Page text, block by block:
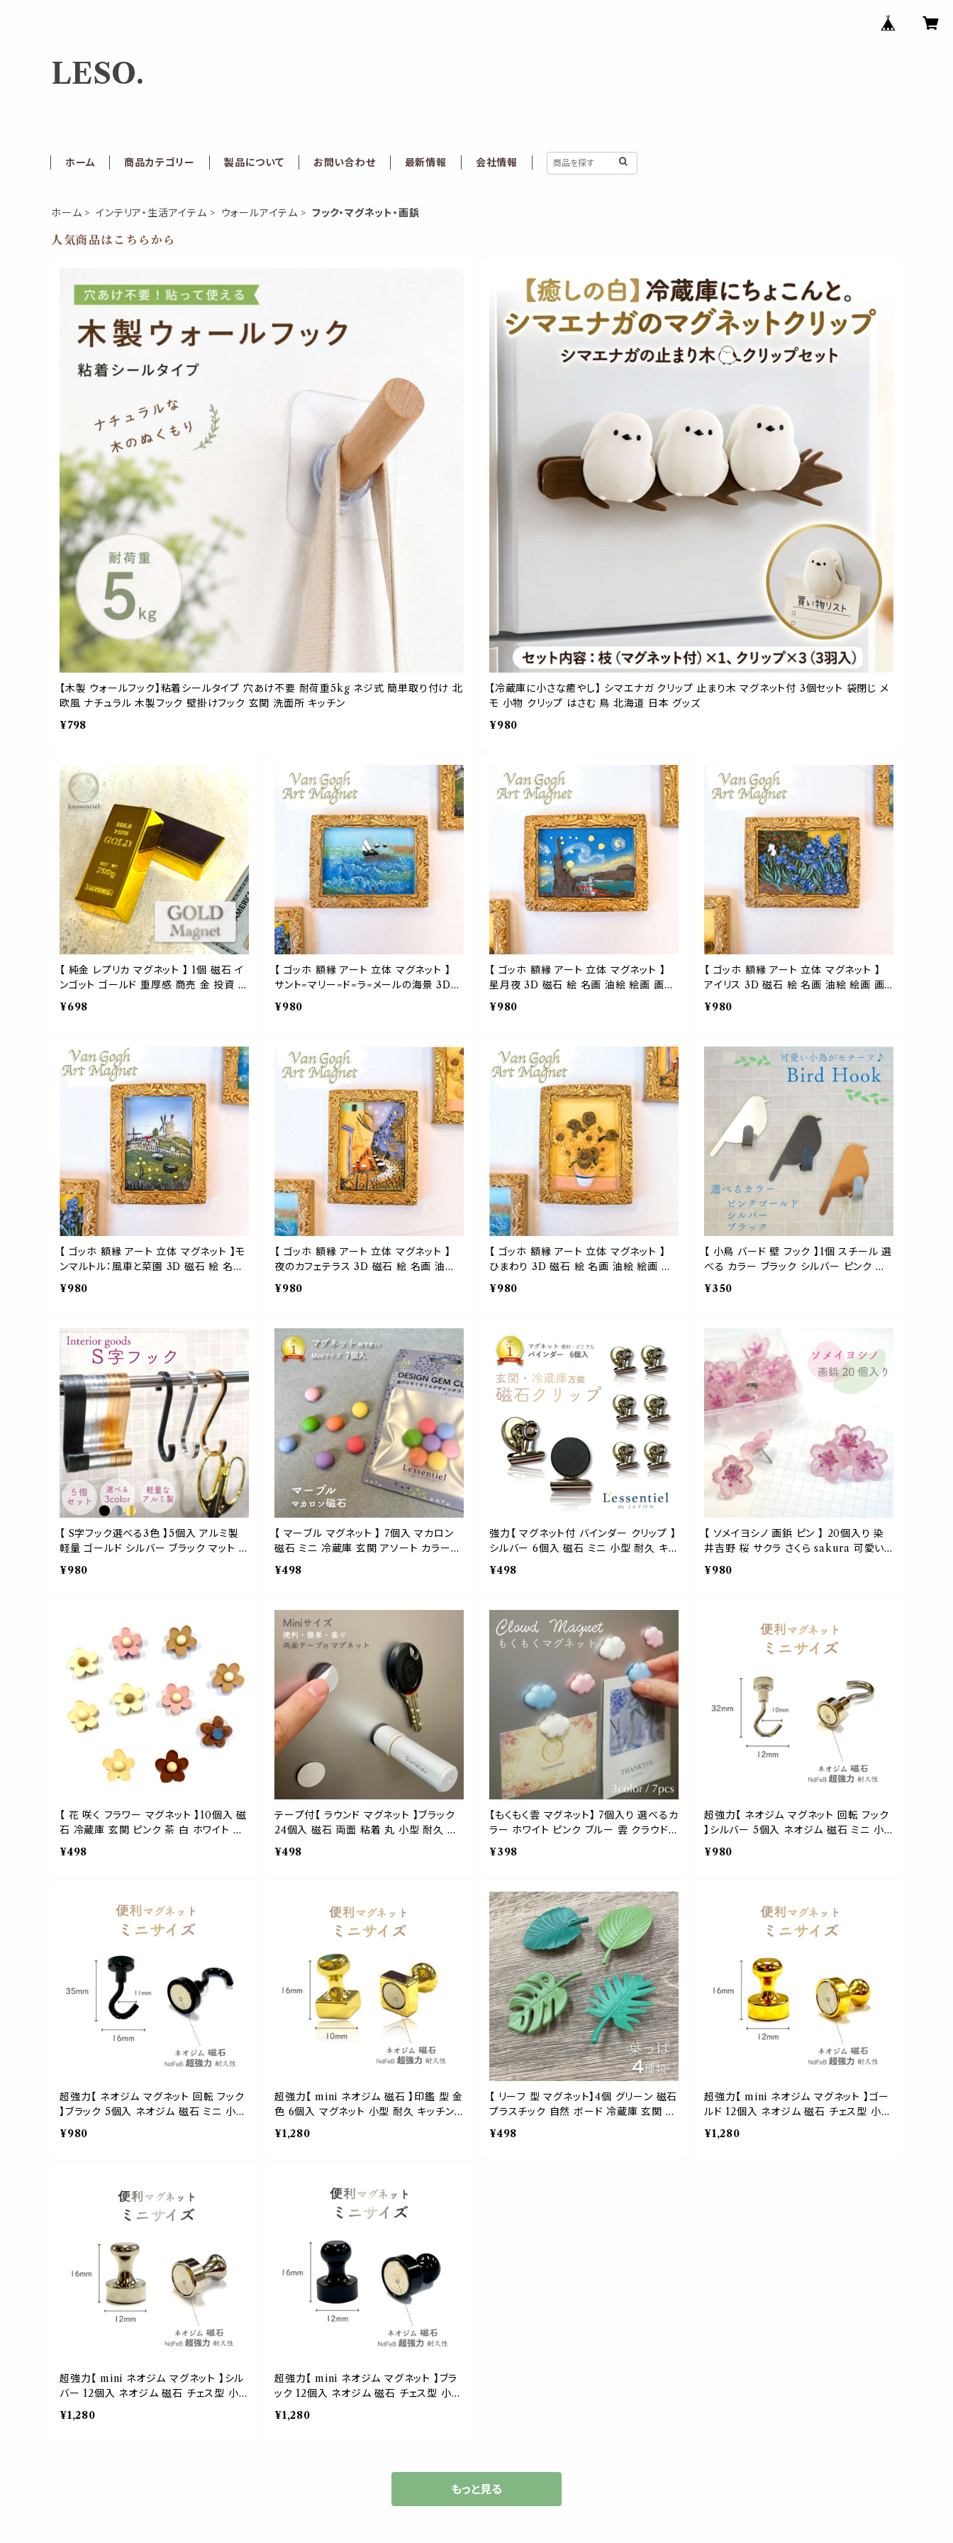
LESO.
ホーム 商品カテゴリー 製品について お問い合わせ 最新情報 会社情報
ホーム インテリア・生活アイテム ウォールアイテム フック・マグネット・画鋲
人気商品はこちらから
【木製 ウォールフック】粘着シールタイプ 穴あけ不要 耐荷重5kg ネジ式 簡単取り付け 北
欧風 ナチュラル 木製フック 壁掛けフック 玄関 洗面所 キッチン
¥798
【冷蔵庫に小さな癒やし】 シマエナガ クリップ 止まり木 マグネット付 3個セット 袋閉じ メ
モ 小物 クリップ はさむ 鳥 北海道 日本 グッズ
¥980
【 純金 レプリカ マグネット 】 1個 磁石 イ
ンゴット ゴールド 重厚感 商売 金 投資 運
お守り 幸運 冷蔵庫 ボード 会社 銀行 お
金 金庫 貯金 18 財布 誕生日 プレゼント
¥698
【 ゴッホ 額縁 アート 立体 マグネット 】
サント=マリー=ド=ラ=メールの海景 3D
磁石 絵 名画 油絵 絵画 画廊 ギャラリー
作品 芸術 美術 美術館 ポスト印象派 冷
部屋 プレゼント ギフト 手のひらサイズ フ
ィンセント ファン かわいい おしゃれ
¥980
【 ゴッホ 額縁 アート 立体 マグネット 】
星月夜 3D 磁石 絵 名画 油絵 絵画 画廊
ギャラリー 作品 芸術 美術 美術館 ポスト
印象派 冷蔵庫 ボード 玄関 メニュー リビ
らサイズ フィンセント ファン かわいい お
しゃれ
¥980
【 ゴッホ 額縁 アート 立体 マグネット 】
アイリス 3D 磁石 絵 名画 油絵 絵画 画
廊 ギャラリー 作品 芸術 美術 美術館 ポ
スト印象派 冷蔵庫 ボード 玄関 メニュー
のひらサイズ フィンセント ファン かわいい
おしゃれ
¥980
【 ゴッホ 額縁 アート 立体 マグネット 】モ
ンマルトル：風車と菜園 3D 磁石 絵 名画
油絵 絵画 画廊 ギャラリー 作品 芸術 美
術 美術館 ポスト印象派 冷蔵庫 ボード
ント ギフト 手のひらサイズ フィンセント フ
ァン かわいい おしゃれ
¥980
【 ゴッホ 額縁 アート 立体 マグネット 】
夜のカフェテラス 3D 磁石 絵 名画 油絵
絵画 画廊 ギャラリー 作品 芸術 美術 美
術館 ポスト印象派 冷蔵庫 ボード 玄関 メ
フト 手のひらサイズ フィンセント ファン
かわいい おしゃれ
¥980
【 ゴッホ 額縁 アート 立体 マグネット 】
ひまわり 3D 磁石 絵 名画 油絵 絵画 画
廊 ギャラリー 作品 芸術 美術 美術館 ポ
スト印象派 冷蔵庫 ボード 玄関 メニュー
おしゃれ
¥980
【 小鳥 バード 壁 フック 】1個 スチール 選
べる カラー ブラック シルバー ピンク ゴ
ールド 両面テープ 壁掛け インテリア 小
物 ナチュラル おしゃれ 可愛い 見せる 収
¥350
【 S字フック選べる3色 】5個入 アルミ製
軽量 ゴールド シルバー ブラック マット メ
タル Sカン 吊り下げ 収納 キッチン 洗面
所 インテリア 雑貨 おしゃれ 真鍮風 ラッ
¥980
【 マーブル マグネット 】 7個入 マカロン
磁石 ミニ 冷蔵庫 玄関 アソート カラー
ボード 色 会議 飲食 学校 部屋 介護 老
人 子供 ホーム 部屋 メニュー レシピ 資
¥498
強力【 マグネット付 バインダー クリップ 】
シルバー 6個入 磁石 ミニ 小型 耐久 キッ
チン 冷蔵庫 壁掛け 玄関 キー 鍵 ボード
インテリア 掃除 正月 クリスマス 献立 飾
¥498
【 ソメイヨシノ 画鋲 ピン 】 20個入り 染
井吉野 桜 サクラ さくら sakura 可愛い
春 季節 四季 壁 ペーパー ボード ポスタ
ー アート 押しプッシュ インテリア ピンク
¥980
【 花 咲く フラワー マグネット 】10個入 磁
石 冷蔵庫 玄関 ピンク 茶 白 ホワイト ボ
ード ブラウン 色 自然 会議 飲食 介護 老
人 子供 ホーム 部屋 メニュー レシピ 資
¥498
テープ付【 ラウンド マグネット 】ブラック
24個入 磁石 両面 粘着 丸 小型 耐久 キ
ッチン 冷蔵庫 壁掛け 玄関 キー 印鑑 ハ
ンコ 鍵 ボード 会議 店舗 インテリア 可愛
¥498
【もくもく雲 マグネット】 7個入り 選べるカ
ラー ホワイト ピンク ブルー 雲 クラウド
天気 恋 トキメキ ファンシー 磁石 冷蔵庫
可愛い 壁 玄関 ボード インテリア デコレ
台所 ホワイトボード 黒板
¥398
超強力【 ネオジム マグネット 回転 フック
】シルバー 5個入 ネオジム 磁石 ミニ 小
型 耐久 キッチン 冷蔵庫 壁掛け 玄関 キ
ー 鍵 ボード インテリア 掃除 正月 飾り
¥980
超強力【 ネオジム マグネット 回転 フック
】ブラック 5個入 ネオジム 磁石 ミニ 小型
耐久 キッチン 冷蔵庫 壁掛け 玄関 キー
鍵 ボード インテリア 掃除 正月 飾り
¥980
超強力【 mini ネオジム 磁石 】印鑑 型 金
色 6個入 マグネット 小型 耐久 キッチン
冷蔵庫 壁掛け 玄関 キー 鍵 ボード 会議
店舗 インテリア 可愛い 写真 オフィス
¥1,280
【 リーフ 型 マグネット】4個 グリーン 磁石
プラスチック 自然 ボード 冷蔵庫 玄関 ボ
ード 会議 飲食 介護 老人 子供 ホーム 部
屋 インテリア 付箋 メニュー レシピ
¥498
超強力【 mini ネオジム マグネット 】ゴー
ルド 12個入 ネオジム 磁石 チェス型 小型
耐久 キッチン 冷蔵庫 壁掛け 玄関 キー
鍵 ボード 会議 店舗 インテリア 可愛い
¥1,280
超強力【 mini ネオジム マグネット 】シル
バー 12個入 ネオジム 磁石 チェス型 小
型 耐久 キッチン 冷蔵庫 壁掛け 玄関 キ
ー 鍵 ボード 会議 店舗 インテリア 可愛
¥1,280
超強力【 mini ネオジム マグネット 】ブラ
ック 12個入 ネオジム 磁石 チェス型 小型
耐久 キッチン 冷蔵庫 壁掛け 玄関 キー
鍵 ボード 会議 店舗 インテリア 可愛い
¥1,280
もっと見る